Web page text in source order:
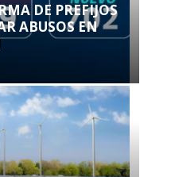
DE PREFIJOS
ABUSOS EN